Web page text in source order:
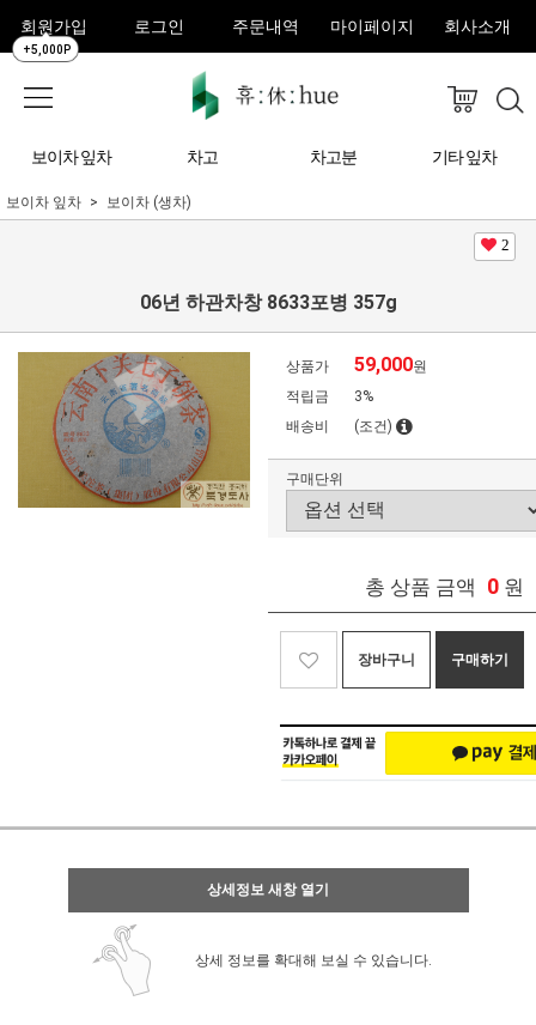
회원가입
+5,000P
로그인 주문내역 마이페이지 회사소개
보이차 잎차 차고 차고분 기타 잎차
보이차 잎차 보이차 (생차)
2
06년 하관차창 8633포병 357g
상품가 59,000원
적립금
3%
배송비
(조건)
구매단위
총 상품 금액 0 원
장바구니 구매하기
상세정보 새창 열기
상세 정보를 확대해 보실 수 있습니다.